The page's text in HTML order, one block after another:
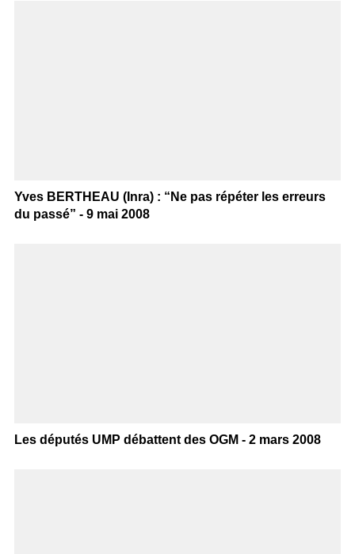
Yves BERTHEAU (Inra) : “Ne pas répéter les erreurs
du passé” - 9 mai 2008
Les députés UMP débattent des OGM - 2 mars 2008